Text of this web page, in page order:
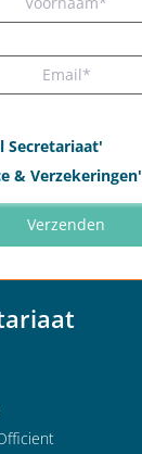
Secretariaat'
& Verzekeringen'